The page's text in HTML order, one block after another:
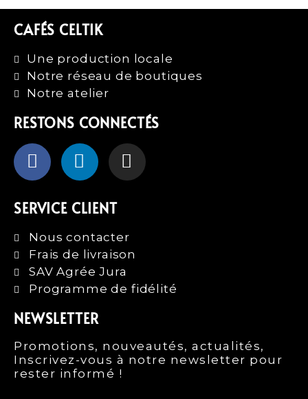
CAFÉS CELTIK
Une production locale
Notre réseau de boutiques
Notre atelier
RESTONS CONNECTÉS
SERVICE CLIENT
Nous contacter
Frais de livraison
SAV Agrée Jura
Programme de fidélité
NEWSLETTER
Promotions, nouveautés, actualités,
Inscrivez-vous à notre newsletter pour
rester informé !